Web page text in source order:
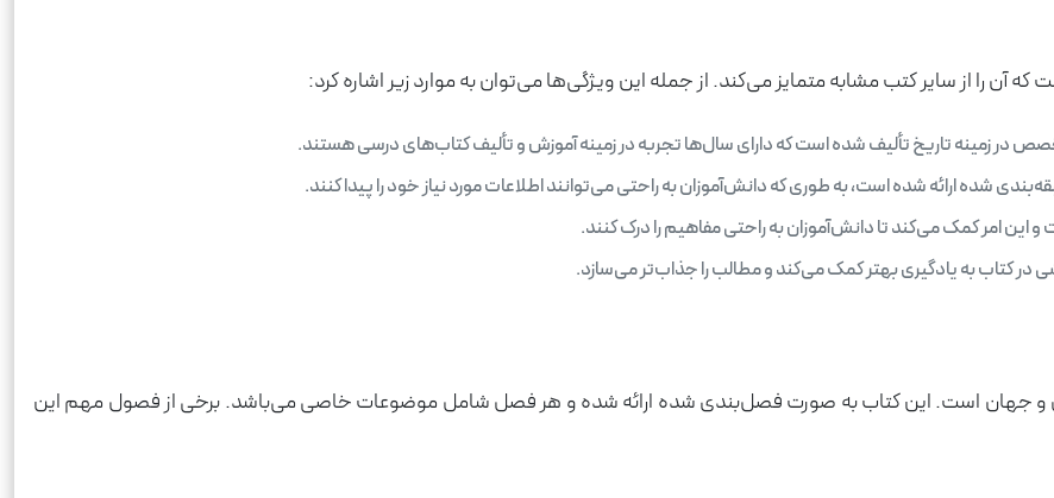
آن را از سایر کتب مشابه متمایز می‌کند. از جمله این ویژگی‌ها می‌توان به موارد زیر اشاره کرد:
در زمینه تاریخ تألیف شده است که دارای سال‌ها تجربه در زمینه آموزش و تألیف کتاب‌های درسی هستند.
شده ارائه شده است، به طوری که دانش‌آموزان به راحتی می‌توانند اطلاعات مورد نیاز خود را پیدا کنند.
این امر کمک می‌کند تا دانش‌آموزان به راحتی مفاهیم را درک کنند.
در کتاب به یادگیری بهتر کمک می‌کند و مطالب را جذاب‌تر می‌سازد.
و جهان است. این کتاب به صورت فصل‌بندی شده ارائه شده و هر فصل شامل موضوعات خاصی می‌باشد. برخی از فصول مهم این